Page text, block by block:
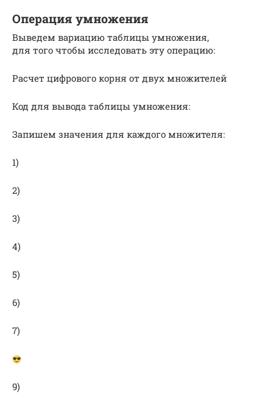
Операция умножения
Выведем вариацию таблицы умножения,
для того чтобы исследовать эту операцию:
Расчет цифрового корня от двух множителей
Код для вывода таблицы умножения:
Запишем значения для каждого множителя:
1)
2)
3)
4)
5)
6)
7)
9)